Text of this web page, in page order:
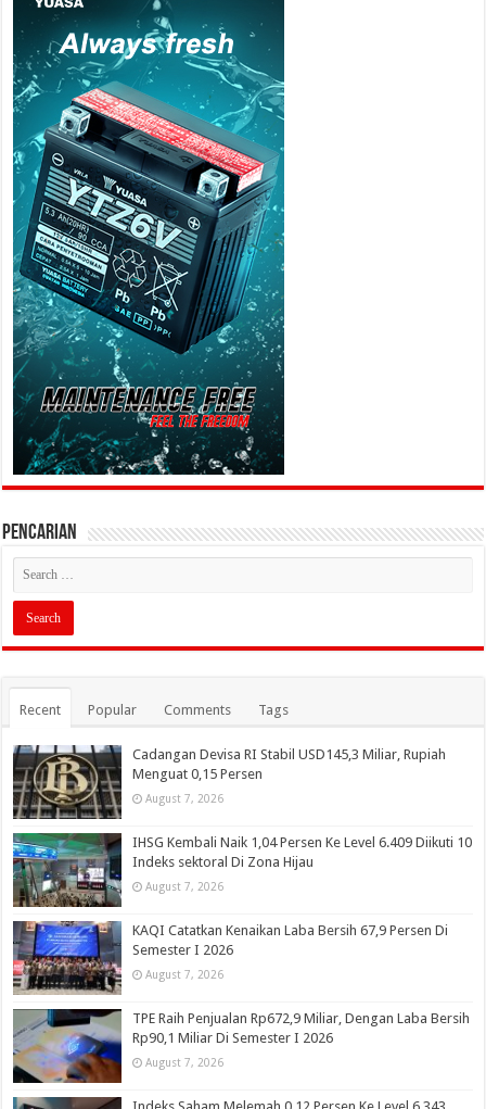
PENCARIAN
Recent Popular Comments Tags
Cadangan Devisa RI Stabil USD145,3 Miliar, Rupiah
Menguat 0,15 Persen
August 7, 2026
IHSG Kembali Naik 1,04 Persen Ke Level 6.409 Diikuti 10
Indeks sektoral Di Zona Hijau
August 7, 2026
KAQI Catatkan Kenaikan Laba Bersih 67,9 Persen Di
Semester I 2026
August 7, 2026
TPE Raih Penjualan Rp672,9 Miliar, Dengan Laba Bersih
Rp90,1 Miliar Di Semester I 2026
August 7, 2026